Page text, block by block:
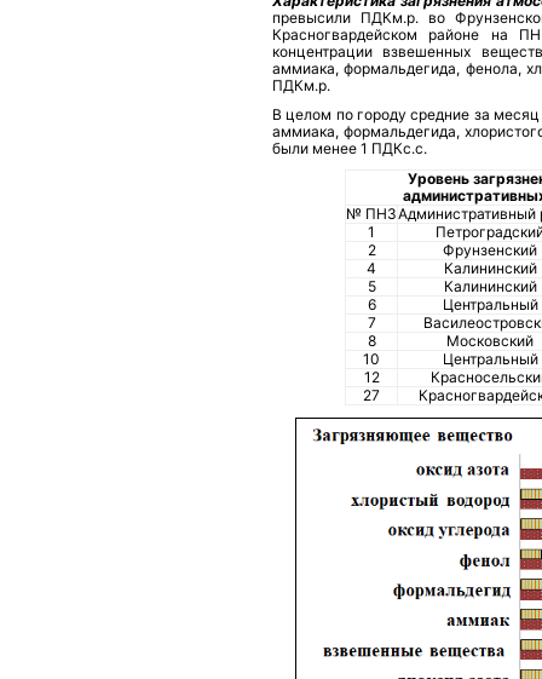
превысили ПДКм.р. во
Красногвардейском районе
концентрации взвешенных
аммиака, формальдегида, фенола,
ПДКм.р.
В целом по городу средние за
аммиака, формальдегида,
были менее 1 ПДКс.с.
Уровень
№ ПНЗАдминистративный
1
2
Фрунзенский
4
Калининский
5
Калининский
6
Центральный
7
8
Московский
10
Центральный
12
27